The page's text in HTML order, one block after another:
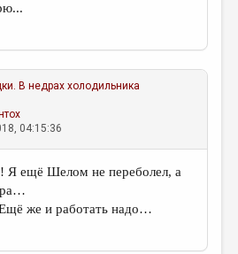
В недрах холодильника
04:15:36
Я ещё Шелом не переболел, а
Ещё же и работать надо…